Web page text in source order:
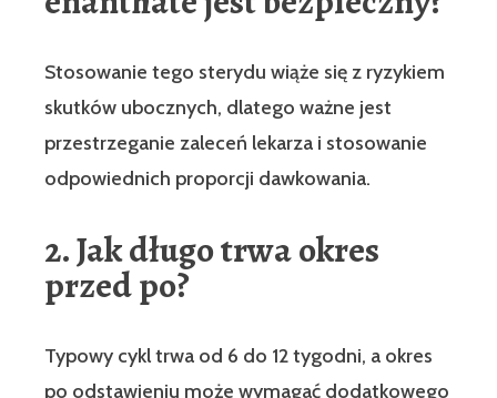
Stosowanie tego sterydu wiąże się z ryzykiem
skutków ubocznych, dlatego ważne jest
przestrzeganie zaleceń lekarza i stosowanie
odpowiednich proporcji dawkowania.
2. Jak długo trwa okres
przed po?
Typowy cykl trwa od 6 do 12 tygodni, a okres
po odstawieniu może wymagać dodatkowego